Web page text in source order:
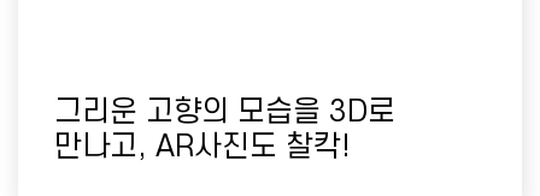
그리운 고향의 모습을 3D로
만나고, AR사진도 찰칵!